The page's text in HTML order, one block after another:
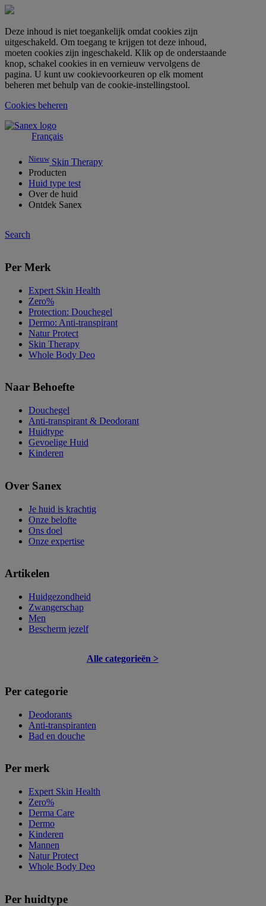
Deze inhoud is niet toegankelijk omdat cookies zijn
uitgeschakeld. Om toegang te krijgen tot deze inhoud,
moeten cookies zijn ingeschakeld. Klik op de onderstaande
knop, schakel cookies in en vernieuw vervolgens de
pagina. U kunt uw cookievoorkeuren op elk moment
beheren met behulp van de cookie-instellingstool.
Cookies beheren
Français
Nieuw Skin Therapy
Producten
Huid type test
Over de huid
Ontdek Sanex
Search
Per Merk
Expert Skin Health
Zero%
Protection: Douchegel
Dermo: Anti-transpirant
Natur Protect
Skin Therapy
Whole Body Deo
Naar Behoefte
Douchegel
Anti-transpirant & Deodorant
Huidtype
Gevoelige Huid
Kinderen
Over Sanex
Je huid is krachtig
Onze belofte
Ons doel
Onze expertise
Artikelen
Huidgezondheid
Zwangerschap
Men
Bescherm jezelf
Alle categorieën >
Per categorie
Deodorants
Anti-transpiranten
Bad en douche
Per merk
Expert Skin Health
Zero%
Derma Care
Dermo
Kinderen
Mannen
Natur Protect
Whole Body Deo
Per huidtype